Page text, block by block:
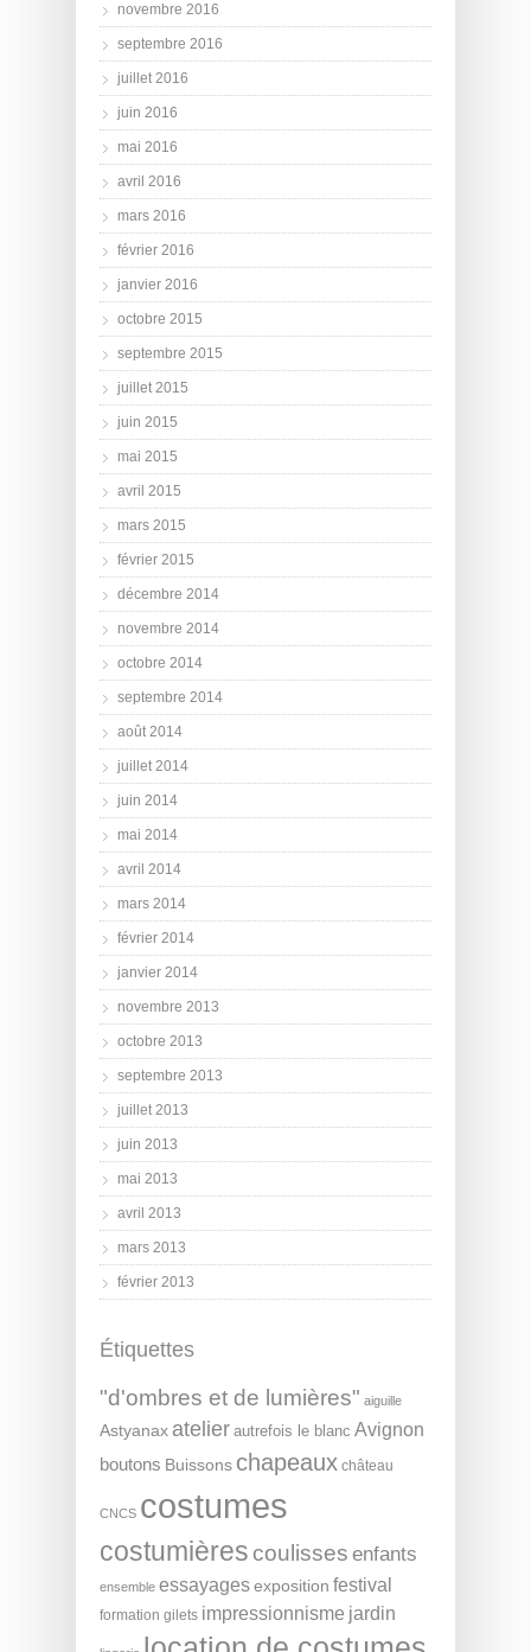
novembre 2016
septembre 2016
juillet 2016
juin 2016
mai 2016
avril 2016
mars 2016
février 2016
janvier 2016
octobre 2015
septembre 2015
juillet 2015
juin 2015
mai 2015
avril 2015
mars 2015
février 2015
décembre 2014
novembre 2014
octobre 2014
septembre 2014
août 2014
juillet 2014
juin 2014
mai 2014
avril 2014
mars 2014
février 2014
janvier 2014
novembre 2013
octobre 2013
septembre 2013
juillet 2013
juin 2013
mai 2013
avril 2013
mars 2013
février 2013
Étiquettes
"d'ombres et de lumières" aiguille
Astyanax atelier autrefois le blanc Avignon
boutons Buissons chapeaux château
CNCS costumes
costumières coulisses enfants
ensemble essayagesexposition festival
formation gilets impressionnisme jardin